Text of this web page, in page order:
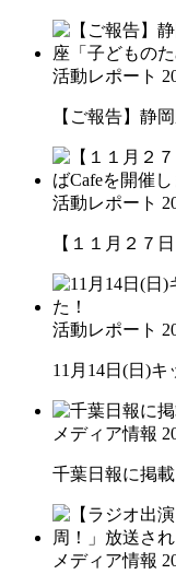
活動レポート
【ご報告】静
活動レポート
【１１月２７
活動レポート
11月14日(日)
メディア情報
千葉日報に掲載
メディア情報